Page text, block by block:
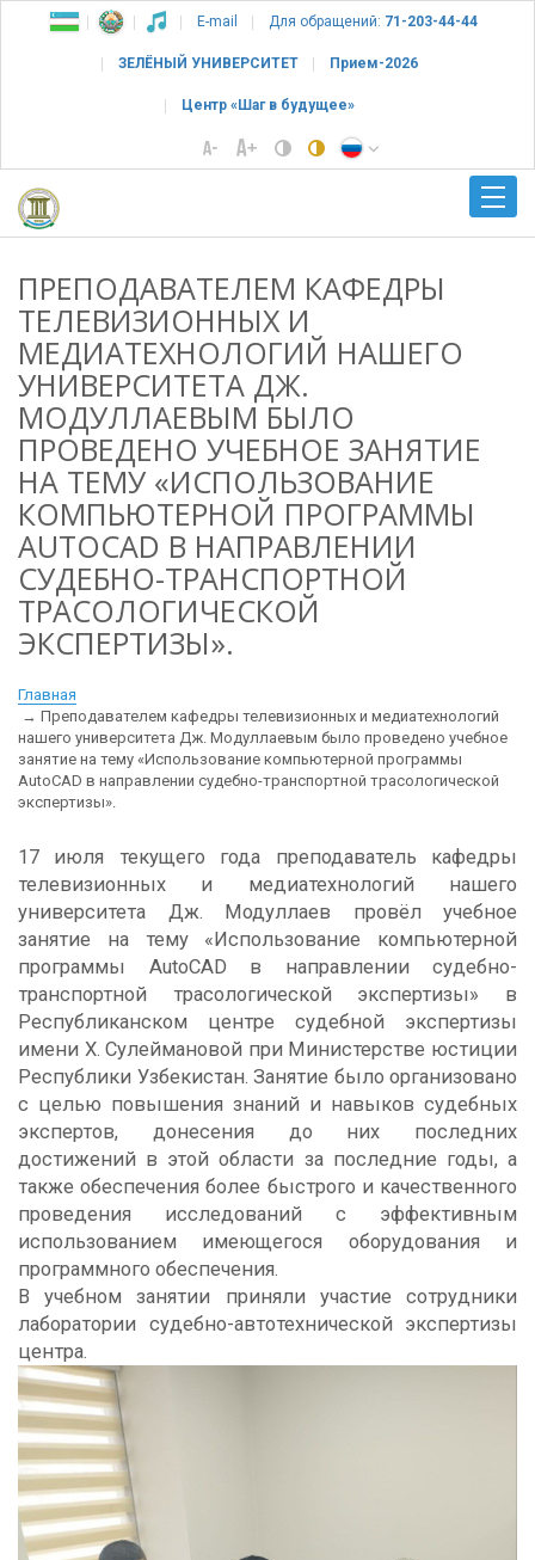
E-mail Для обращений: 71-203-44-44
ЗЕЛЁНЫЙ УНИВЕРСИТЕТ Прием-2026
Центр «Шаг в будущее»
ПРЕПОДАВАТЕЛЕМ КАФЕДРЫ
ТЕЛЕВИЗИОННЫХ И
МЕДИАТЕХНОЛОГИЙ НАШЕГО
УНИВЕРСИТЕТА ДЖ.
МОДУЛЛАЕВЫМ БЫЛО
ПРОВЕДЕНО УЧЕБНОЕ ЗАНЯТИЕ
НА ТЕМУ «ИСПОЛЬЗОВАНИЕ
КОМПЬЮТЕРНОЙ ПРОГРАММЫ
AUTOCAD В НАПРАВЛЕНИИ
СУДЕБНО-ТРАНСПОРТНОЙ
ТРАСОЛОГИЧЕСКОЙ
ЭКСПЕРТИЗЫ».
Главная
Преподавателем кафедры телевизионных и медиатехнологий
нашего университета Дж. Модуллаевым было проведено учебное
занятие на тему «Использование компьютерной программы
AutoCAD в направлении судебно-транспортной трасологической
экспертизы».
17 июля текущего года преподаватель кафедры
телевизионных и медиатехнологий нашего
университета Дж. Модуллаев провёл учебное
занятие на тему «Использование компьютерной
программы AutoCAD в направлении судебно-
транспортной трасологической экспертизы» в
Республиканском центре судебной экспертизы
имени Х. Сулеймановой при Министерстве юстиции
Республики Узбекистан. Занятие было организовано
с целью повышения знаний и навыков судебных
экспертов, донесения до них последних
достижений в этой области за последние годы, а
также обеспечения более быстрого и качественного
проведения исследований с эффективным
использованием имеющегося оборудования и
программного обеспечения.
В учебном занятии приняли участие сотрудники
лаборатории судебно-автотехнической экспертизы
центра.